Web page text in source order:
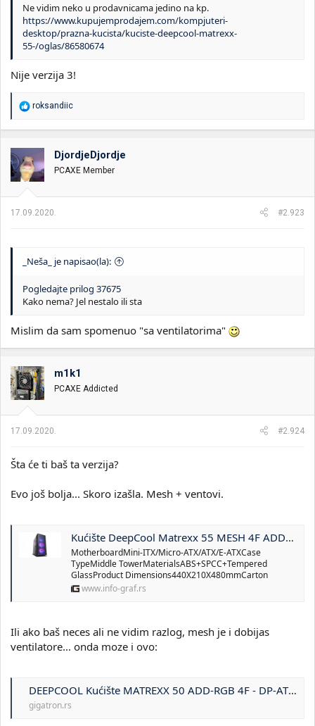
Ne vidim neko u prodavnicama jedino na kp.
https://www.kupujemprodajem.com/kompjuteri-
desktop/prazna-kucista/kuciste-deepcool-matrexx-
55-/oglas/86580674
Nije verzija 3!
R
a
o
v
a
n
:
roksandiic
DjordjeDjordje
PCAXE Member
17.09.2020. #2.923
_Neša_ je napisao(la):
Pogledajte prilog 37675
Kako nema? Jel nestalo ili sta
Mislim da sam spomenuo "sa ventilatorima"
m1k1
PCAXE Addicted
17.09.2020. #2.924
Šta će ti baš ta verzija?
Evo još bolja... Skoro izašla. Mesh + ventovi.
Kućište DeepCool Matrexx 55 MESH 4F ADD-RGB - Infograf - Goti d.o.o Novi Sad
MotherboardMini-ITX/Micro-ATX/ATX/E-ATXCase
TypeMiddle TowerMaterialsABS+SPCC+Tempered
GlassProduct Dimensions440X210X480mmCarton
www.info-graf.rs
Ili ako baš neces ali ne vidim razlog, mesh je i dobijas
ventilatore... onda moze i ovo:
DEEPCOOL Kućište MATREXX 50 ADD-RGB 4F - DP-ATX-MATREXX50-AR-4F-NE | Gigatron
gigatron.rs